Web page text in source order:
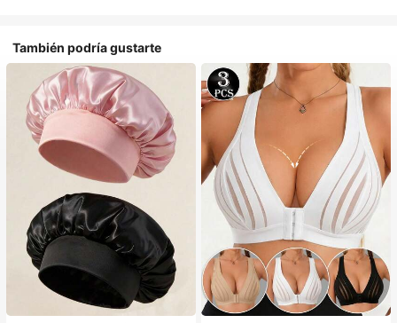
También podría gustarte